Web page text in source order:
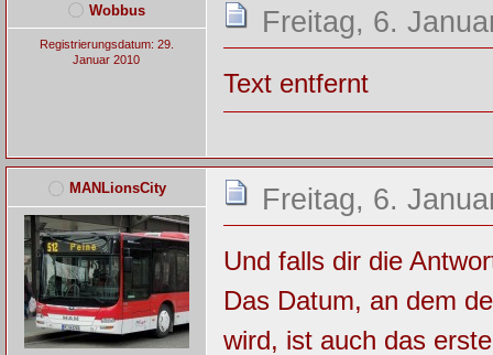
Wobbus
Registrierungsdatum: 29.
Januar 2010
Freitag, 6.
Text entfernt
MANLionsCity Freitag, 6.
Und falls dir die
Das Datum, an dem
wird, ist auch das